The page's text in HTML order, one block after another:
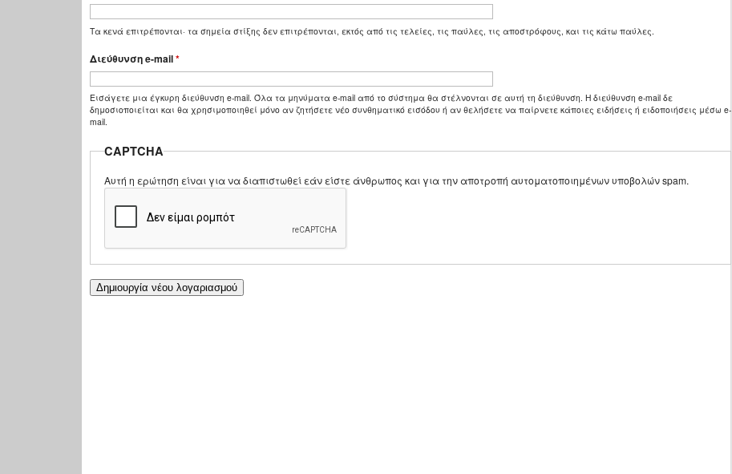
Τα κενά επιτρέπονται· τα σημεία στίξης δεν επιτρέπονται, εκτός από τις τελείες, τις παύλες, τις αποστρόφους, και τις κάτω παύλες.
Διεύθυνση e-mail*
Εισάγετε μια έγκυρη διεύθυνση e-mail. Όλα τα μηνύματα e-mail από το σύστημα θα στέλνονται σε αυτή τη διεύθυνση. Η διεύθυνση e-mail δε
δημοσιοποιείται και θα χρησιμοποιηθεί μόνο αν ζητήσετε νέο συνθηματικό εισόδου ή αν θελήσετε να παίρνετε κάποιες ειδήσεις ή ειδοποιήσεις μέσω e-
mail.
CAPTCHA
Αυτή η ερώτηση είναι για να διαπιστωθεί εάν είστε άνθρωπος και για την αποτροπή αυτοματοποιημένων υποβολών spam.